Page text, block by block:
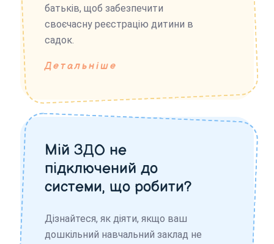
батьків, щоб забезпечити
своєчасну реєстрацію дитини в
садок.
Детальніше
Мій ЗДО не
підключений до
системи, що робити?
Дізнайтеся, як діяти, якщо ваш
дошкільний навчальний заклад не